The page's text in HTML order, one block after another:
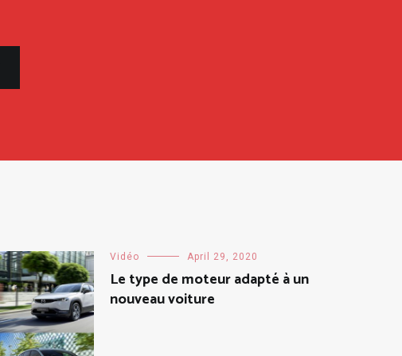
Vidéo April 29, 2020
Le type de moteur adapté à un
nouveau voiture